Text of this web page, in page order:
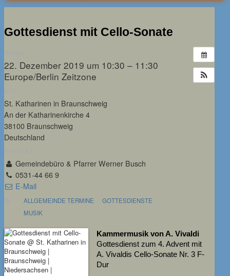
Gottesdienst mit Cello-Sonate
22. Dezember 2019 um 10:30 – 11:30
Europe/Berlin Zeitzone
St. Katharinen in Braunschweig
An der Katharinenkirche 4
38100 Braunschweig
Deutschland
Gemeindebüro & Pfarrer Werner Busch
0531-44 66 9
E-Mail
ALLGEMEINDE TERMINE
GOTTESDIENSTE
MUSIK
Kammermusik von A. Vivaldi
Gottesdienst zum 4. Advent mit
A. Vivaldis Cello-Sonate Nr. 3 F-
Dur